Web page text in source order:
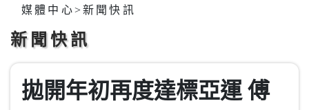
媒體中心>新聞快訊
新聞快訊
拋開年初再度達標亞運 傅